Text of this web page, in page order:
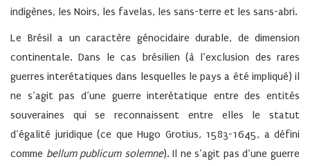
indigènes, les Noirs, les favelas, les sans-terre et les sans-abri.
Le Brésil a un caractère génocidaire durable, de dimension
continentale. Dans le cas brésilien (à l’exclusion des rares
guerres interétatiques dans lesquelles le pays a été impliqué) il
ne s’agit pas d’une guerre interétatique entre des entités
souveraines qui se reconnaissent entre elles le statut
d’égalité juridique (ce que Hugo Grotius, 1583-1645, a défini
comme bellum publicum solemne). Il ne s’agit pas d’une guerre